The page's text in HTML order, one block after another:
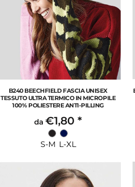
B240 BEECHFIELD FASCIA UNISEX
TESSUTO ULTRA TERMICO IN MICROPILE
100% POLIESTERE ANTI-PILLING
da€1,80*
S-M L-XL